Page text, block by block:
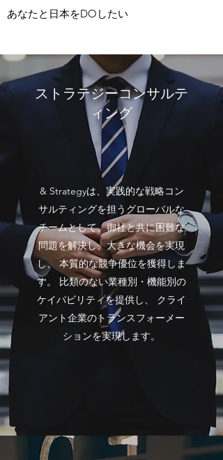
あなたと日本をDOしたい
ストラテジーコンサルテ
ィング
& Strategyは、実践的な戦略コン
サルティングを担うグローバルな
チームとして、御社と共に困難な
問題を解決し、大きな機会を実現
し、 本質的な競争優位を獲得しま
す。 比類のない業種別・機能別の
ケイパビリティを提供し、 クライ
アント企業のトランスフォーメー
ションを実現します。